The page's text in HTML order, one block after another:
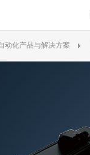
动化产品与解决方案